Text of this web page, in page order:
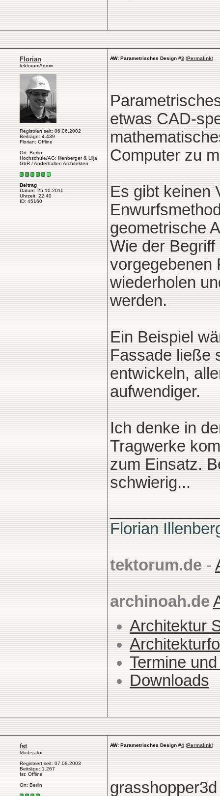
Florian
tektorumAdmin
Registriert seit: 06.06.2002
Beiträge: 4.439
Florian: Offline
Ort: Berlin
Hochschule/AG: Illenberger & Lilja
GbR / Anderhalten Architekten
Beitrag
Datum: 25.10.2011
Uhrzeit: 22:40
ID: 45160
AW: Parametrisches Design #3 (Permalink)
etwas CAD-
Computer zu
Es gibt keinen
geometrische
Wie der
vorgegebenen
wiederholen
werden.
Ein Beispiel
Fassade ließe
entwickeln,
aufwendiger.
Ich denke in
Tragwerke
zum Einsatz.
schwierig...
Florian
tektorum.de -
archinoah.de
Architektur
Termine
Downloads
fst
Moderator
Registriert seit: 07.08.2003
Beiträge: 1.267
fst: Offline
Ort: Berlin
AW: Parametrisches Design #4 (Permalink)